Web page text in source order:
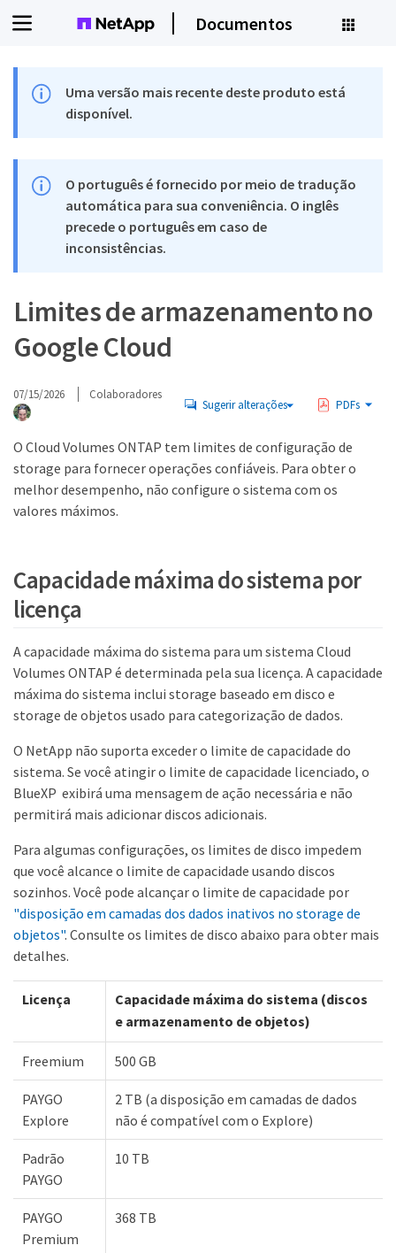
Documentos
Uma versão mais recente deste produto está
disponível.
O português é fornecido por meio de tradução
automática para sua conveniência. O inglês
precede o português em caso de
inconsistências.
Limites de armazenamento no
Google Cloud
07/15/2026 Colaboradores
Sugerir alterações PDFs
O Cloud Volumes ONTAP tem limites de configuração de
storage para fornecer operações confiáveis. Para obter o
melhor desempenho, não configure o sistema com os
valores máximos.
Capacidade máxima do sistema por
licença
A capacidade máxima do sistema para um sistema Cloud
Volumes ONTAP é determinada pela sua licença. A capacidade
máxima do sistema inclui storage baseado em disco e
storage de objetos usado para categorização de dados.
O NetApp não suporta exceder o limite de capacidade do
sistema. Se você atingir o limite de capacidade licenciado, o
BlueXP exibirá uma mensagem de ação necessária e não
permitirá mais adicionar discos adicionais.
Para algumas configurações, os limites de disco impedem
que você alcance o limite de capacidade usando discos
sozinhos. Você pode alcançar o limite de capacidade por
"disposição em camadas dos dados inativos no storage de
objetos". Consulte os limites de disco abaixo para obter mais
detalhes.
Licença
Capacidade máxima do sistema (discos
e armazenamento de objetos)
Freemium 500 GB
PAYGO
Explore
2 TB (a disposição em camadas de dados
não é compatível com o Explore)
Padrão
PAYGO
10 TB
PAYGO
Premium
368 TB